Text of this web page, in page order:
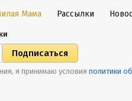
Мама Рассылки
я принимаю условия политики